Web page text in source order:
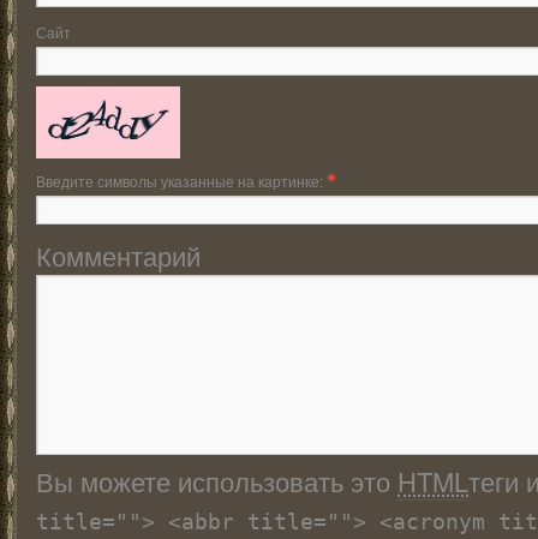
Сайт
Введите символы указанные на картинке: *
Комментарий
Вы можете использовать это HTMLтеги
title=""> <abbr title=""> <acronym